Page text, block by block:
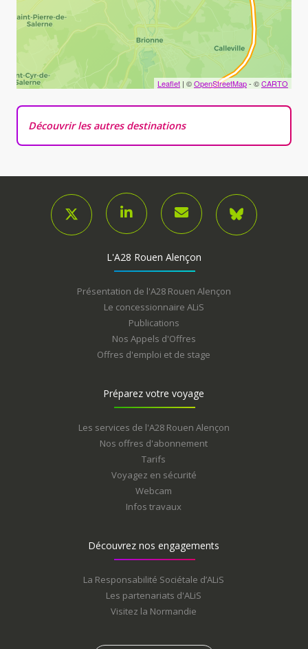
Leaflet | ©OpenStreetMap- ©CARTO
Découvrir les autres destinations
L'A28 Rouen Alençon
Présentation de l'A28 Rouen Alençon
Le concessionnaire ALiS
Publications
Nos Appels d'Offres
Offres d'emploi et de stage
Préparez votre voyage
Les services de l'A28 Rouen Alençon
Nos offres d'abonnement
Tarifs
Voyagez en sécurité
Webcam
Infos travaux
Découvrez nos engagements
La Responsabilité Sociétale d’ALiS
Les partenariats d'ALiS
Visitez la Normandie